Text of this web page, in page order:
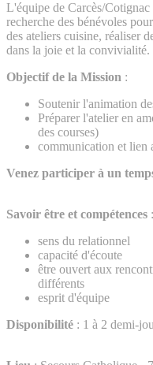
L'équipe de Carcès/
recherche des bénévoles
des ateliers cuisine, réaliser
dans la joie et la convivialité.
Objectif de la Mission :
Soutenir l'animation
Préparer l'atelier en
des courses)
communication et lien
Venez participer à un
Savoir être et compétences :
sens du relationnel
capacité d'écoute
être ouvert aux
différents
esprit d'équipe
Disponibilité : 1 à 2 demi-